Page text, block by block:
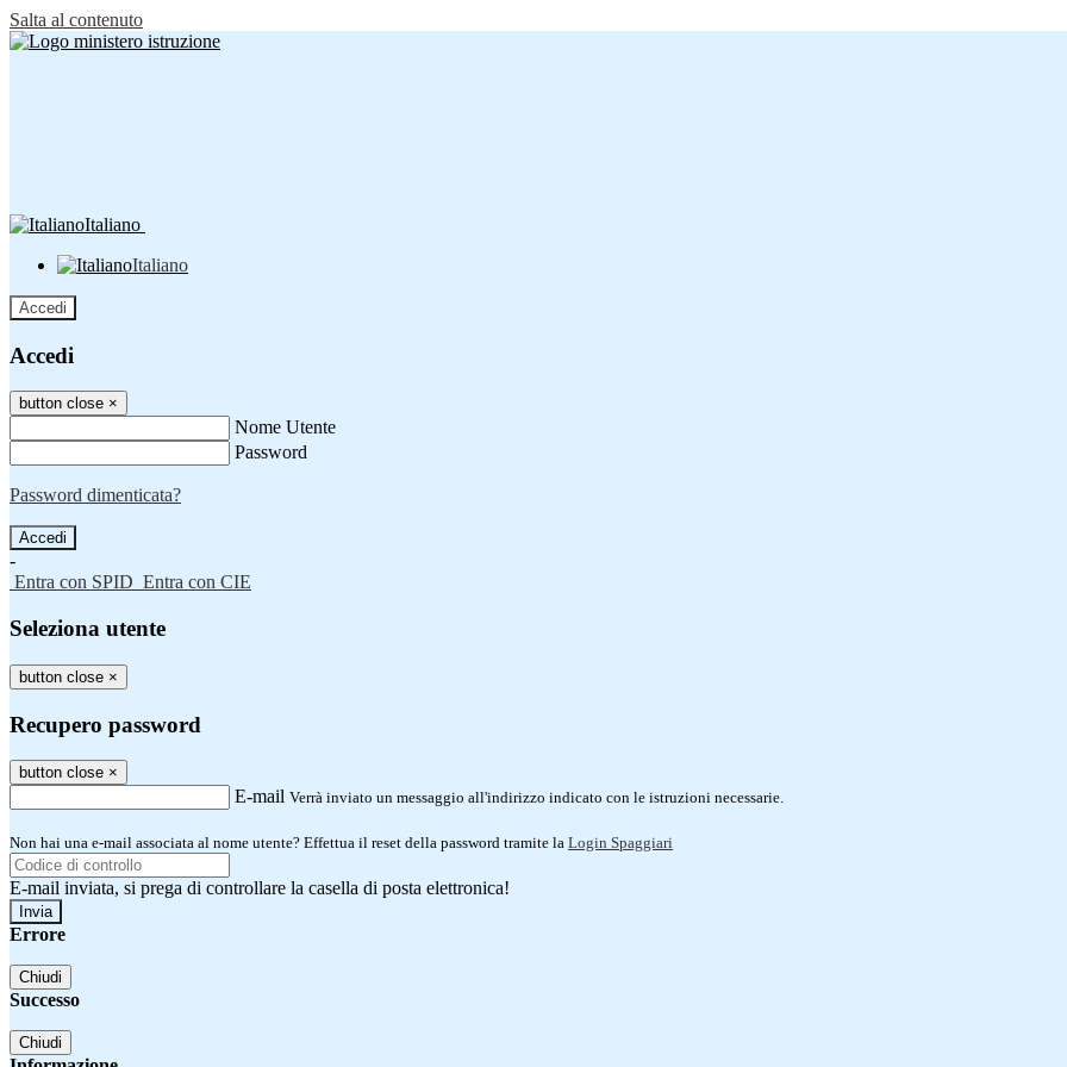
Salta al contenuto
Italiano
Italiano
Accedi
Accedi
button close ×
Nome Utente
Password
Password dimenticata?
-
Entra con SPID Entra con CIE
Seleziona utente
button close ×
Recupero password
button close ×
E-mail Verrà inviato un messaggio all'indirizzo indicato con le istruzioni necessarie.
Non hai una e-mail associata al nome utente? Effettua il reset della password tramite la Login Spaggiari
E-mail inviata, si prega di controllare la casella di posta elettronica!
Errore
Chiudi
Successo
Chiudi